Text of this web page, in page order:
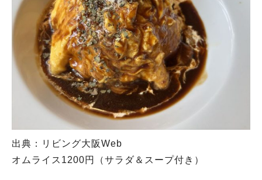
出典：リビング大阪Web
オムライス1200円（サラダ＆スープ付き）